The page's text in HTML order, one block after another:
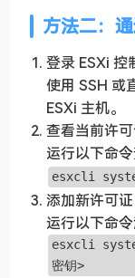
方法二：
登录 ESXi 控
使用 SSH 或
ESXi 主机。
查看当前许可
运行以下命令
esxcli
添加新许可证
运行以下命令
esxcli
密钥>